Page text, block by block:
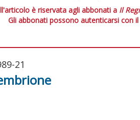
è riservata agli abbonati a Il
Gli abbonati possono autenticarsi con
21